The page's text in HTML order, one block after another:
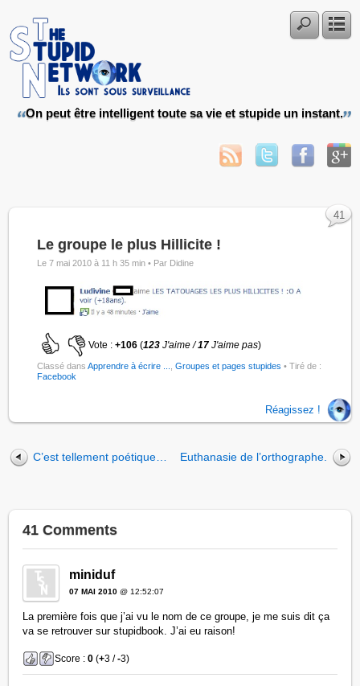
On peut être intelligent toute sa vie et stupide un instant.
Le groupe le plus Hillicite !
Le 7 mai 2010 à 11 h 35 min • Par Didine
Vote :+106 (123J'aime /17 J'aime pas)
Classé dansApprendre à écrire ... ,Groupes et pages stupides
41
• Tiré de :
Facebook
Réagissez !
C’est tellement poétique… Euthanasie de l’orthographe.
41 Comments
miniduf
07 MAI 2010 @ 12:52:07
La première fois que j’ai vu le nom de ce groupe, je me suis dit ça
va se retrouver sur stupidbook. J’ai eu raison!
Score :0 (+3 /-3)